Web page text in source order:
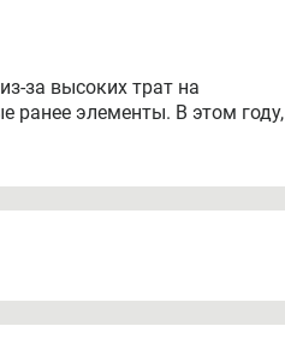
за высоких трат на
ранее элементы. В этом году,